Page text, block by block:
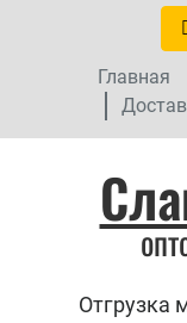
Главная
Отгрузка